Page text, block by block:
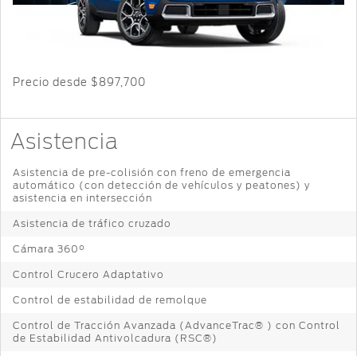
Custom
Garage
Accesorios
Ford
Credit
Vehículos
Tu Ford
Ford
D-
Tect
Colisión y
Originales
Mantenimiento
Programa de
Vehículos
Comerciales
Motorcraft®
Servicio
Promociones
a
Revisión
Garantía
en
Partes
Técnico
Técnico
Seguridad
Trabajo
Contraseña
Precio desde $897,700
Asistencia
Asistencia de pre-colisión con freno de emergencia
automático (con detección de vehículos y peatones) y
asistencia en intersección
Asistencia de tráfico cruzado
Cámara 360°
Control Crucero Adaptativo
Control de estabilidad de remolque
Control de Tracción Avanzada (AdvanceTrac® ) con Control
de Estabilidad Antivolcadura (RSC®)